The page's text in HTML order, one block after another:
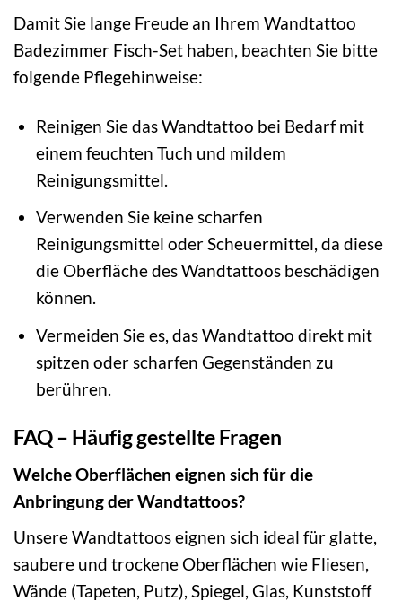
Damit Sie lange Freude an Ihrem Wandtattoo
Badezimmer Fisch-Set haben, beachten Sie bitte
folgende Pflegehinweise:
Reinigen Sie das Wandtattoo bei Bedarf mit
einem feuchten Tuch und mildem
Reinigungsmittel.
Verwenden Sie keine scharfen
Reinigungsmittel oder Scheuermittel, da diese
die Oberfläche des Wandtattoos beschädigen
können.
Vermeiden Sie es, das Wandtattoo direkt mit
spitzen oder scharfen Gegenständen zu
berühren.
FAQ – Häufig gestellte Fragen
Welche Oberflächen eignen sich für die
Anbringung der Wandtattoos?
Unsere Wandtattoos eignen sich ideal für glatte,
saubere und trockene Oberflächen wie Fliesen,
Wände (Tapeten, Putz), Spiegel, Glas, Kunststoff